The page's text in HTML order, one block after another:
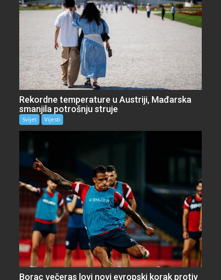
Rekordne temperature u Austriji, Mađarska
smanjila potrošnju struje
Svijet Vijesti
Borac večeras lovi novi evropski korak protiv